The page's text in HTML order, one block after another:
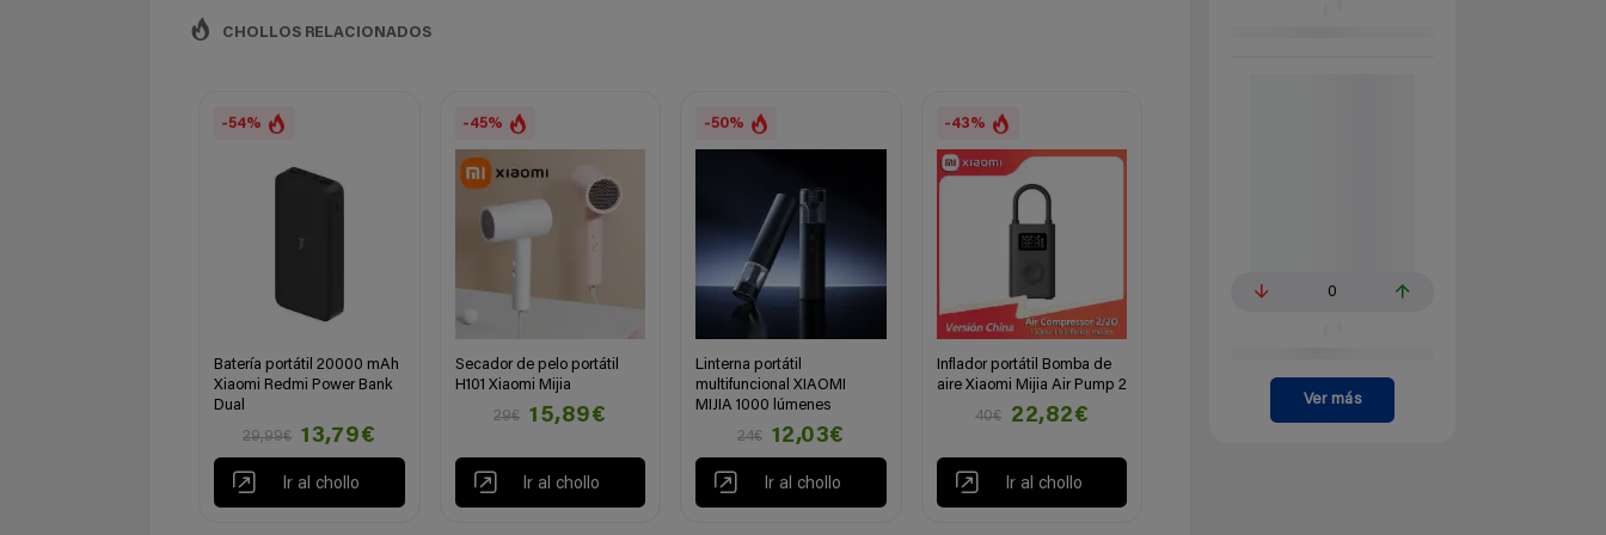
CHOLLOS RELACIONADOS
-54%
Batería portátil 20000 mAh
Xiaomi Redmi Power Bank
Dual
29,99€
13,79€
Ir al chollo
-45%
Secador de pelo portátil
H101 Xiaomi Mijia
29€
15,89€
Ir al chollo
-50%
Linterna portátil
multifuncional XIAOMI
MIJIA 1000 lúmenes
24€
12,03€
Ir al chollo
-43%
Inflador portátil Bomba de
aire Xiaomi Mijia Air Pump 2
40€
22,82€
Ir al chollo
0
Ver más